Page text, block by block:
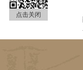
点击关闭